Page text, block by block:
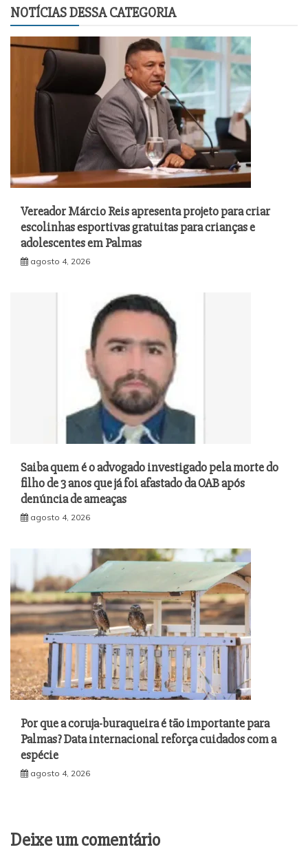
NOTÍCIAS DESSA CATEGORIA
Vereador Márcio Reis apresenta projeto para criar
escolinhas esportivas gratuitas para crianças e
adolescentes em Palmas
agosto 4, 2026
Saiba quem é o advogado investigado pela morte do
filho de 3 anos que já foi afastado da OAB após
denúncia de ameaças
agosto 4, 2026
Por que a coruja-buraqueira é tão importante para
Palmas? Data internacional reforça cuidados com a
espécie
agosto 4, 2026
Deixe um comentário